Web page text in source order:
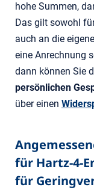
hohe Summen,
Das gilt sowohl
auch an die
eine Anrechnung
dann können Sie
persönlichen
über einen
für Hartz-4-
für